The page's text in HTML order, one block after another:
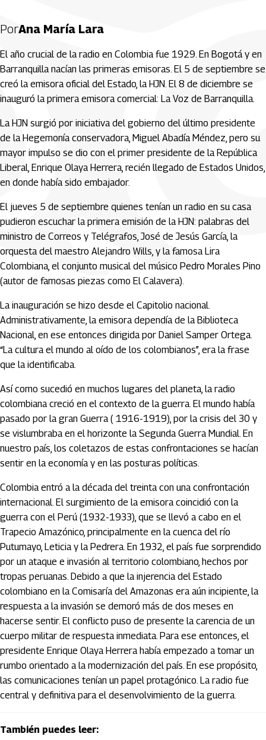
PorAna María Lara
El año crucial de la radio en Colombia fue 1929. En Bogotá y en
Barranquilla nacían las primeras emisoras. El 5 de septiembre se
creó la emisora oficial del Estado, la HJN. El 8 de diciembre se
inauguró la primera emisora comercial: La Voz de Barranquilla.
La HJN surgió por iniciativa del gobierno del último presidente
de la Hegemonía conservadora, Miguel Abadía Méndez, pero su
mayor impulso se dio con el primer presidente de la República
Liberal, Enrique Olaya Herrera, recién llegado de Estados Unidos,
en donde había sido embajador.
El jueves 5 de septiembre quienes tenían un radio en su casa
pudieron escuchar la primera emisión de la HJN: palabras del
ministro de Correos y Telégrafos, José de Jesús García, la
orquesta del maestro Alejandro Wills, y la famosa Lira
Colombiana, el conjunto musical del músico Pedro Morales Pino
(autor de famosas piezas como El Calavera).
La inauguración se hizo desde el Capitolio nacional.
Administrativamente, la emisora dependía de la Biblioteca
Nacional, en ese entonces dirigida por Daniel Samper Ortega.
“La cultura el mundo al oído de los colombianos”, era la frase
que la identificaba.
Así como sucedió en muchos lugares del planeta, la radio
colombiana creció en el contexto de la guerra. El mundo había
pasado por la gran Guerra ( 1916-1919), por la crisis del 30 y
se vislumbraba en el horizonte la Segunda Guerra Mundial. En
nuestro país, los coletazos de estas confrontaciones se hacían
sentir en la economía y en las posturas políticas.
Colombia entró a la década del treinta con una confrontación
internacional. El surgimiento de la emisora coincidió con la
guerra con el Perú (1932-1933), que se llevó a cabo en el
Trapecio Amazónico, principalmente en la cuenca del río
Putumayo, Leticia y la Pedrera. En 1932, el país fue sorprendido
por un ataque e invasión al territorio colombiano, hechos por
tropas peruanas. Debido a que la injerencia del Estado
colombiano en la Comisaría del Amazonas era aún incipiente, la
respuesta a la invasión se demoró más de dos meses en
hacerse sentir. El conflicto puso de presente la carencia de un
cuerpo militar de respuesta inmediata. Para ese entonces, el
presidente Enrique Olaya Herrera había empezado a tomar un
rumbo orientado a la modernización del país. En ese propósito,
las comunicaciones tenían un papel protagónico. La radio fue
central y definitiva para el desenvolvimiento de la guerra.
También puedes leer: